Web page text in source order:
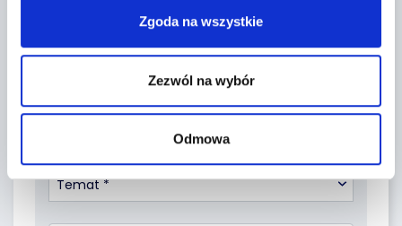
Zgoda na wszystkie
Zezwól na wybór
Odmowa
Temat *